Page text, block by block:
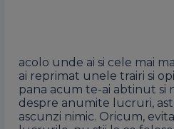
acolo unde ai si cele mai
ai reprimat unele trairi si
pana acum te-ai abtinut si
despre anumite lucruri,
ascunzi nimic. Oricum,